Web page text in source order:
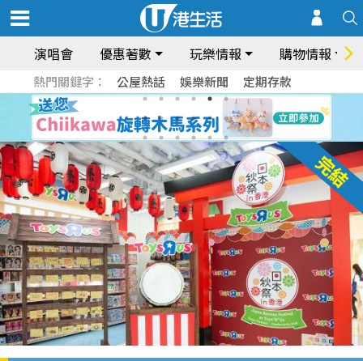
演唱會 優惠著數 玩樂情報 購物情報
熱門關鍵字： 公屋熱話 娛樂新聞 定期存款